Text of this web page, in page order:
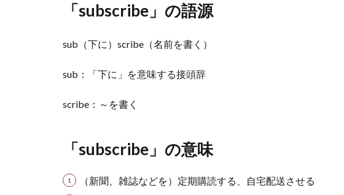
「subscribe」の語源
sub（下に）scribe（名前を書く）
sub：「下に」を意味する接頭辞
scribe：～を書く
「subscribe」の意味
（新聞、雑誌などを）定期購読する、自宅配送させる